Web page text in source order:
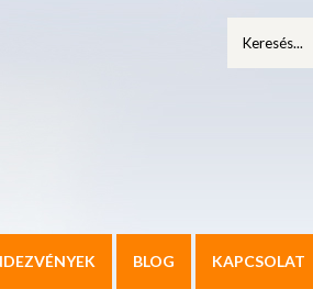
BLOG KAPCSOLAT